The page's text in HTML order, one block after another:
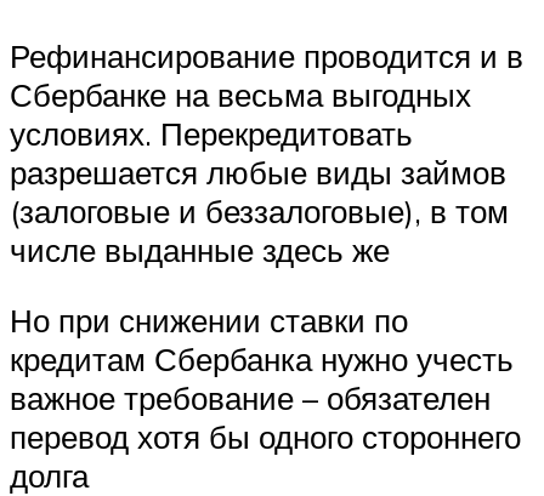
Рефинансирование проводится и в
Сбербанке на весьма выгодных
условиях. Перекредитовать
разрешается любые виды займов
(залоговые и беззалоговые), в том
числе выданные здесь же
Но при снижении ставки по
кредитам Сбербанка нужно учесть
важное требование – обязателен
перевод хотя бы одного стороннего
долга